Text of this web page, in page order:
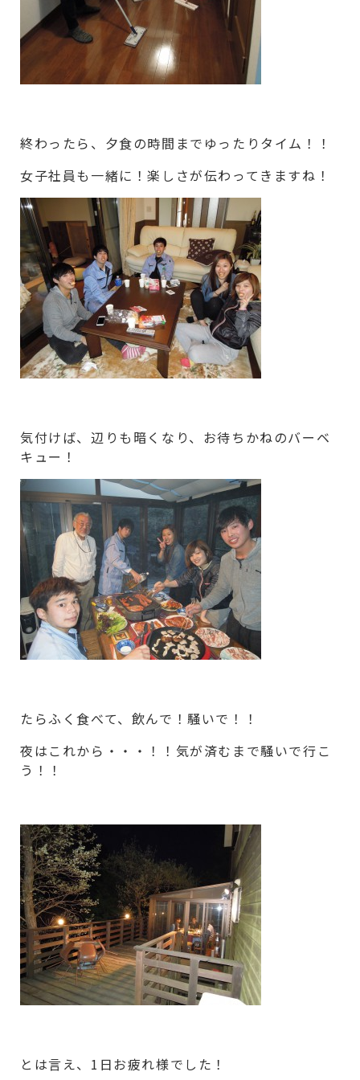
終わったら、夕食の時間までゆったりタイム！！
女子社員も一緒に！楽しさが伝わってきますね！
気付けば、辺りも暗くなり、お待ちかねのバーベ
キュー！
たらふく食べて、飲んで！騒いで！！
夜はこれから・・・！！気が済むまで騒いで行こ
う！！
とは言え、1日お疲れ様でした！